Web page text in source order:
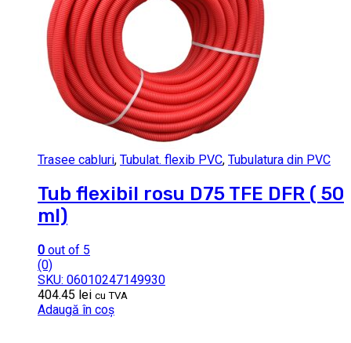
Trasee cabluri, Tubulat. flexib PVC, Tubulatura din PVC
Tub flexibil rosu D75 TFE DFR ( 50
ml)
0 out of 5
(0)
SKU: 06010247149930
404.45 lei cu TVA
Adaugă în coș